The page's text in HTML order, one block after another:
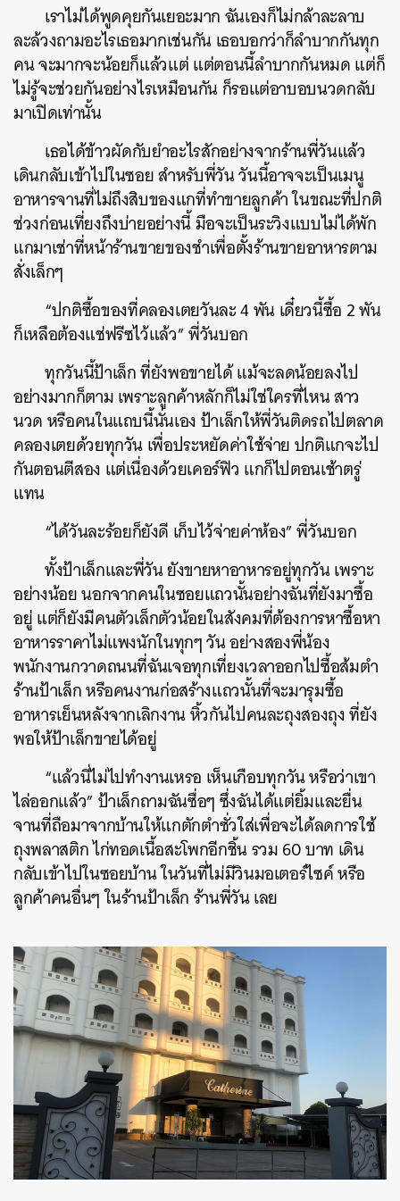
เราไม่ได้พูดคุยกันเยอะมาก ฉันเองก็ไม่กล้าละลาบ
ละล้วงถามอะไรเธอมากเช่นกัน เธอบอกว่าก็ลำบากกันทุก
คน จะมากจะน้อยก็แล้วแต่ แต่ตอนนี้ลำบากกันหมด แต่ก็
ไม่รู้จะช่วยกันอย่างไรเหมือนกัน ก็รอแต่อาบอบนวดกลับ
มาเปิดเท่านั้น
เธอได้ข้าวผัดกับยำอะไรสักอย่างจากร้านพี่วันแล้ว
เดินกลับเข้าไปในซอย สำหรับพี่วัน วันนี้อาจจะเป็นเมนู
อาหารจานที่ไม่ถึงสิบของแกที่ทำขายลูกค้า ในขณะที่ปกติ
ช่วงก่อนเที่ยงถึงบ่ายอย่างนี้ มือจะเป็นระวิงแบบไม่ได้พัก
แกมาเช่าที่หน้าร้านขายของชำเพื่อตั้งร้านขายอาหารตาม
สั่งเล็กๆ
“ปกติซื้อของที่คลองเตยวันละ 4 พัน เดี๋ยวนี้ซื้อ 2 พัน
ก็เหลือต้องแช่ฟรีซไว้แล้ว” พี่วันบอก
ทุกวันนี้ป้าเล็ก ที่ยังพอขายได้ แม้จะลดน้อยลงไป
อย่างมากก็ตาม เพราะลูกค้าหลักก็ไม่ใช่ใครที่ไหน สาว
นวด หรือคนในแถบนี้นั่นเอง ป้าเล็กให้พี่วันติดรถไปตลาด
คลองเตยด้วยทุกวัน เพื่อประหยัดค่าใช้จ่าย ปกติแกจะไป
กันตอนตีสอง แต่เนื่องด้วยเคอร์ฟิว แกก็ไปตอนเช้าตรู่
แทน
“ได้วันละร้อยก็ยังดี เก็บไว้จ่ายค่าห้อง” พี่วันบอก
ทั้งป้าเล็กและพี่วัน ยังขายหาอาหารอยู่ทุกวัน เพราะ
อย่างน้อย นอกจากคนในซอยแถวนั้นอย่างฉันที่ยังมาซื้อ
อยู่ แต่ก็ยังมีคนตัวเล็กตัวน้อยในสังคมที่ต้องการหาซื้อหา
อาหารราคาไม่แพงนักในทุกๆ วัน อย่างสองพี่น้อง
พนักงานกวาดถนนที่ฉันเจอทุกเที่ยงเวลาออกไปซื้อส้มตำ
ร้านป้าเล็ก หรือคนงานก่อสร้างแถวนั้นที่จะมารุมซื้อ
อาหารเย็นหลังจากเลิกงาน หิ้วกันไปคนละถุงสองถุง ที่ยัง
พอให้ป้าเล็กขายได้อยู่
“แล้วนี่ไม่ไปทำงานเหรอ เห็นเกือบทุกวัน หรือว่าเขา
ไล่ออกแล้ว” ป้าเล็กถามฉันซื่อๆ ซึ่งฉันได้แต่ยิ้มและยื่น
จานที่ถือมาจากบ้านให้แกตักตำซั่วใส่เพื่อจะได้ลดการใช้
ถุงพลาสติก ไก่ทอดเนื้อสะโพกอีกชิ้น รวม 60 บาท เดิน
กลับเข้าไปในซอยบ้าน ในวันที่ไม่มีวินมอเตอร์ไซค์ หรือ
ลูกค้าคนอื่นๆ ในร้านป้าเล็ก ร้านพี่วัน เลย